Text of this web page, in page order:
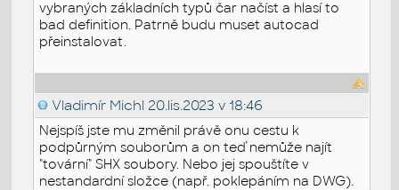
vybraných základních typů čar načíst a hlasí to
bad definition. Patrně budu muset autocad
přeinstalovat.
Vladimír Michl 20.lis.2023 v 18:46
Nejspíš jste mu změnil právě onu cestu k
podpůrným souborům a on teď nemůže najít
"tovární" SHX soubory. Nebo jej spouštíte v
nestandardní složce (např. poklepáním na DWG).